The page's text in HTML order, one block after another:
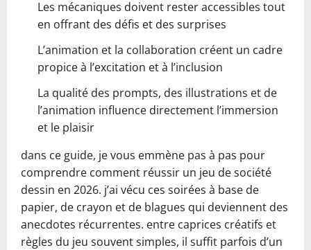
Les mécaniques doivent rester accessibles tout
en offrant des défis et des surprises
L’animation et la collaboration créent un cadre
propice à l’excitation et à l’inclusion
La qualité des prompts, des illustrations et de
l’animation influence directement l’immersion
et le plaisir
dans ce guide, je vous emmène pas à pas pour
comprendre comment réussir un jeu de société
dessin en 2026. j’ai vécu ces soirées à base de
papier, de crayon et de blagues qui deviennent des
anecdotes récurrentes. entre caprices créatifs et
règles du jeu souvent simples, il suffit parfois d’un